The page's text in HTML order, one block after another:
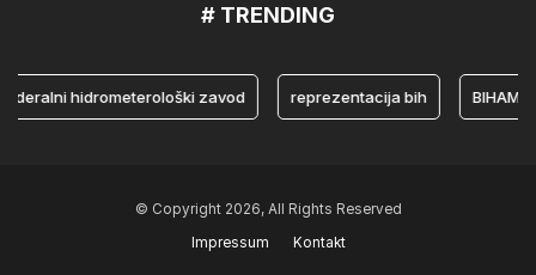
# TRENDING
hidrometerološki zavod reprezentacija bih BIHAMK
© Copyright 2026, All Rights Reserved
Impressum
Kontakt